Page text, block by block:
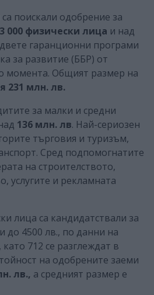
поискали одобрение за
000 физически лица и над
гаранционни програми
за развитие (ББР) от
момента. Общият размер на
231 млн. лв.
за малки и средни
136 млн. лв. Най-сериозен
търговия и туризъм,
Сред подпомогнатите
на строителството,
услугите и рекламната
лица са кандидатствали за
до 4500 лв., по данни на
712 се разглеждат в
на одобрените заеми
лв., а средният размер е